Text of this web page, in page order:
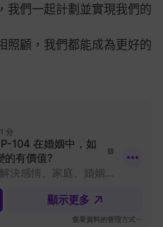
我們一起計劃並實現我們的
照顧，我們都能成為更好的